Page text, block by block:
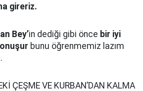
gireriz.
Bey’in dediği gibi önce bir iyi
bunu öğrenmemiz lazım
ÇEŞME VE KURBAN’DAN KALMA